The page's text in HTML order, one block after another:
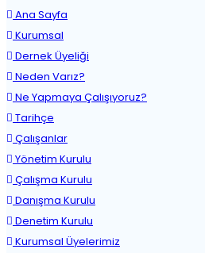
Ana Sayfa
Kurumsal
Dernek Üyeliği
Neden Varız?
Ne Yapmaya Çalışıyoruz?
Tarihçe
Çalışanlar
Yönetim Kurulu
Çalışma Kurulu
Danışma Kurulu
Denetim Kurulu
Kurumsal Üyelerimiz